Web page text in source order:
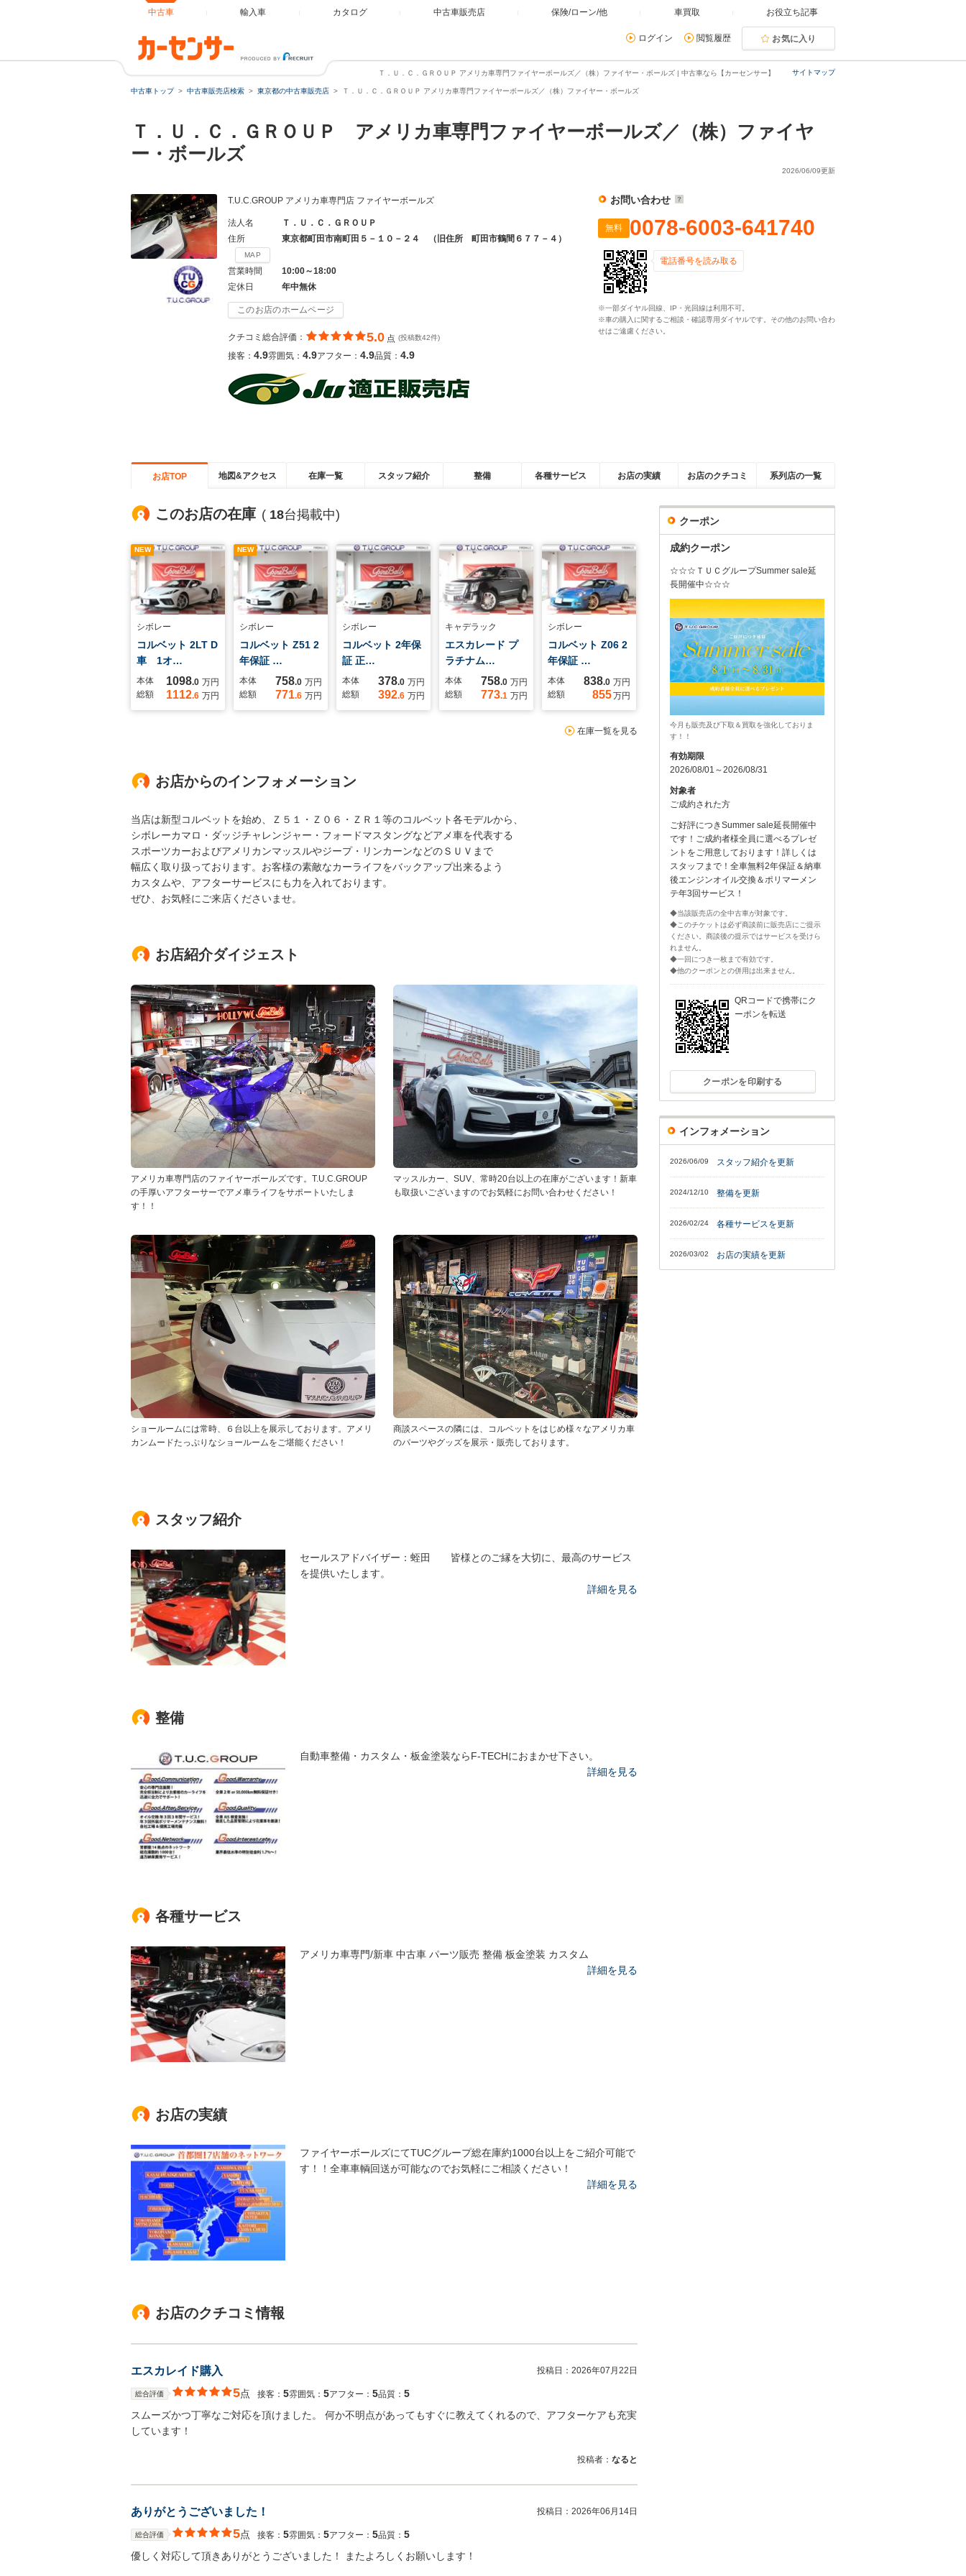
中古車 輸入車 カタログ 中古車販売店 保険/ローン/他 車買取 お役立ち記事
ログイン 閲覧履歴 お気に入り
サイトマップ
Ｔ．Ｕ．Ｃ．ＧＲＯＵＰ アメリカ車専門ファイヤーボールズ／（株）ファイヤー・ボールズ | 中古車なら【カーセンサー】
中古車トップ 中古車販売店検索 東京都の中古車販売店 Ｔ．Ｕ．Ｃ．ＧＲＯＵＰ アメリカ車専門ファイヤーボールズ／（株）ファイヤー・ボールズ
Ｔ．Ｕ．Ｃ．ＧＲＯＵＰ アメリカ車専門ファイヤーボールズ／（株）ファイヤ
ー・ボールズ
2026/06/09更新
T.U.C.GROUP アメリカ車専門店 ファイヤーボールズ
法人名
Ｔ．Ｕ．Ｃ．ＧＲＯＵＰ
住所
東京都町田市南町田５－１０－２４ （旧住所 町田市鶴間６７７－４）
MAP
営業時間
10:00～18:00
定休日
年中無休
このお店のホームページ
クチコミ総合評価： 5.0 点 (投稿数42件)
接客： 4.9雰囲気： 4.9アフター： 4.9品質： 4.9
お問い合わせ
無料 0078-6003-641740
電話番号を読み取る
※一部ダイヤル回線、IP・光回線は利用不可。
※車の購入に関するご相談・確認専用ダイヤルです。その他のお問い合わ
せはご遠慮ください。
お店TOP 地図&アクセス 在庫一覧 スタッフ紹介 整備 各種サービス お店の実績 お店のクチコミ 系列店の一覧
このお店の在庫 ( 18台掲載中)
NEW
シボレー
コルベット 2LT D
車 1オ…
本体 1098.0 万円
総額
1112.6 万円
NEW
シボレー
コルベット Z51 2
年保証 …
本体 758.0 万円
総額
771.6 万円
シボレー
コルベット 2年保
証 正…
本体 378.0 万円
総額
392.6 万円
キャデラック
エスカレード プ
ラチナム…
本体 758.0 万円
総額
773.1 万円
シボレー
コルベット Z06 2
年保証 …
本体 838.0 万円
総額
855万円
在庫一覧を見る
お店からのインフォメーション
当店は新型コルベットを始め、Ｚ５１・Ｚ０６・ＺＲ１等のコルベット各モデルから、
シボレーカマロ・ダッジチャレンジャー・フォードマスタングなどアメ車を代表する
スポーツカーおよびアメリカンマッスルやジープ・リンカーンなどのＳＵＶまで
幅広く取り扱っております。お客様の素敵なカーライフをバックアップ出来るよう
カスタムや、アフターサービスにも力を入れております。
ぜひ、お気軽にご来店くださいませ。
お店紹介ダイジェスト
アメリカ車専門店のファイヤーボールズです。T.U.C.GROUP
の手厚いアフターサーでアメ車ライフをサポートいたしま
す！！
マッスルカー、SUV、常時20台以上の在庫がございます！新車
も取扱いございますのでお気軽にお問い合わせください！
ショールームには常時、６台以上を展示しております。アメリ
カンムードたっぷりなショールームをご堪能ください！
商談スペースの隣には、コルベットをはじめ様々なアメリカ車
のパーツやグッズを展示・販売しております。
スタッフ紹介
セールスアドバイザー：蛭田 皆様とのご縁を大切に、最高のサービス
を提供いたします。
詳細を見る
整備
自動車整備・カスタム・板金塗装ならF-TECHにおまかせ下さい。
詳細を見る
各種サービス
アメリカ車専門/新車 中古車 パーツ販売 整備 板金塗装 カスタム
詳細を見る
お店の実績
ファイヤーボールズにてTUCグループ総在庫約1000台以上をご紹介可能で
す！！全車車輌回送が可能なのでお気軽にご相談ください！
詳細を見る
お店のクチコミ情報
エスカレイド購入 投稿日： 2026年07月22日
総合評価 5点 接客： 5雰囲気： 5アフター： 5品質： 5
スムーズかつ丁寧なご対応を頂けました。 何か不明点があってもすぐに教えてくれるので、アフターケアも充実
しています！
投稿者： なると
ありがとうございました！ 投稿日： 2026年06月14日
総合評価 5点 接客： 5雰囲気： 5アフター： 5品質： 5
優しく対応して頂きありがとうございました！ またよろしくお願いします！
クーポン
成約クーポン
☆☆☆ＴＵＣグループSummer sale延
長開催中☆☆☆
今月も販売及び下取＆買取を強化しておりま
す！！
有効期限
2026/08/01～2026/08/31
対象者
ご成約された方
ご好評につきSummer sale延長開催中
です！ご成約者様全員に選べるプレゼ
ントをご用意しております！詳しくは
スタッフまで！全車無料2年保証＆納車
後エンジンオイル交換＆ポリマーメン
テ年3回サービス！
◆当該販売店の全中古車が対象です。
◆このチケットは必ず商談前に販売店にご提示
ください。商談後の提示ではサービスを受けら
れません。
◆一回につき一枚まで有効です。
◆他のクーポンとの併用は出来ません。
QRコードで携帯にク
ーポンを転送
クーポンを印刷する
インフォメーション
2026/06/09 スタッフ紹介を更新
2024/12/10 整備を更新
2026/02/24 各種サービスを更新
2026/03/02 お店の実績を更新